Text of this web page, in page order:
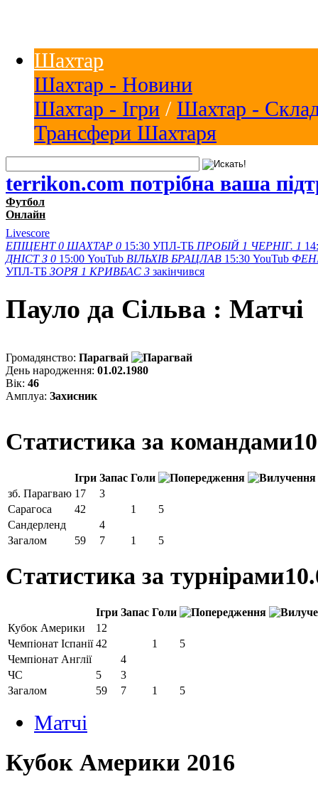
Шахтар
Шахтар - Новини
Шахтар - Ігри / Шахтар -
Трансфери Шахтаря
terrikon.com потрібна ваша
Футбол
Онлайн
Livescore
ЕПІЦЕНТ 0 ШАХТАР 0 15:30 УПЛ-ТБ ПРОБІЙ 1 ЧЕРНІГ. 1
ДНІСТ З 0 15:00 YouTub ВІЛЬХІВ БРАЦЛАВ 15:30 YouTub
УПЛ-ТБ ЗОРЯ 1 КРИВБАС 3 закінчився
Пауло да Сільва : Матчi
Громадянство: Парагвай
День народження: 01.02.1980
Вік: 46
Амплуа: Захисник
Статистика за командами
Ігри Запас Голи
зб. Парагваю 17
3
Сарагоса
42 1
5
Сандерленд
4
Загалом
59 7 1 5
Статистика за турнірами
Ігри Запас Голи
Кубок Америки
12
Чемпiонат Іспанії 42 1
5
Чемпіонат Англії
4
ЧС
5
3
Загалом
59 7 1 5
Матчi
Кубок Америки 2016